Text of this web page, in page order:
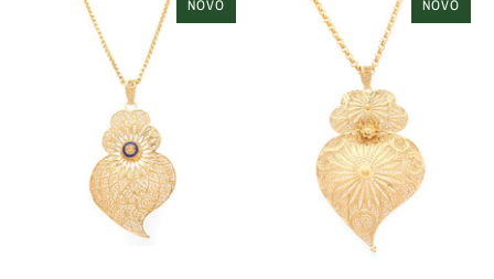
NOVO NOVO